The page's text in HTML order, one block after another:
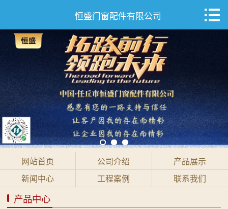
 网站首页
公司介绍
产品展示
新闻中心
工程案例
联系我们
恒盛门窗配件有限公司 
网站首页 公司介绍 产品展示
新闻中心 工程案例 联系我们
产品中心